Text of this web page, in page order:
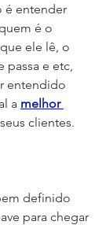
é entender
é o
ele lê, o
e etc,
entendido
a melhor
clientes.
para chegar